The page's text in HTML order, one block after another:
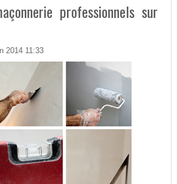
professionnels sur
2014 11:33